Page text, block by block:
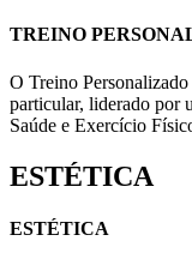
TREINO
O Treino
particular, liderado por
Saúde e Exercício
ESTÉTICA
ESTÉTICA